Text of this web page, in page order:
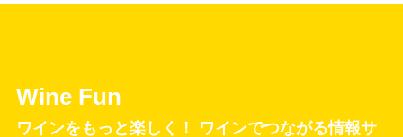
Wine Fun
ワインをもっと楽しく！ ワインでつながる情報サ